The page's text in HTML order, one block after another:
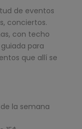
de eventos
conciertos.
con techo
para
que allí se
la semana